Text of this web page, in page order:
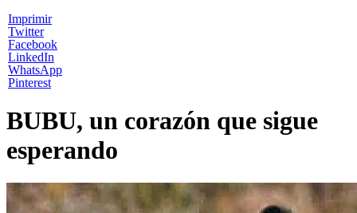
Imprimir
Twitter
Facebook
LinkedIn
WhatsApp
Pinterest
BUBU, un corazón que sigue
esperando